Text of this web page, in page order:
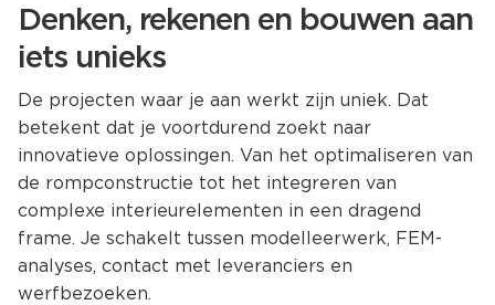
Denken, rekenen en bouwen aan
iets unieks
De projecten waar je aan werkt zijn uniek. Dat
betekent dat je voortdurend zoekt naar
innovatieve oplossingen. Van het optimaliseren van
de rompconstructie tot het integreren van
complexe interieurelementen in een dragend
frame. Je schakelt tussen modelleerwerk, FEM-
analyses, contact met leveranciers en
werfbezoeken.